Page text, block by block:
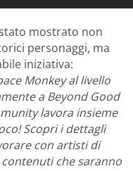
mostrato non
personaggi, ma
iniziativa:
Monkey al livello
a Beyond Good
lavora insieme
Scopri i dettagli
con artisti di
che saranno